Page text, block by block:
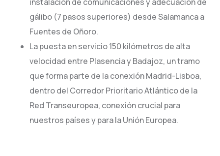
gálibo (7 pasos superiores) desde Salamanca a
Fuentes de Oñoro.
La puesta en servicio 150 kilómetros de alta
velocidad entre Plasencia y Badajoz, un tramo
que forma parte de la conexión Madrid-Lisboa,
dentro del Corredor Prioritario Atlántico de la
Red Transeuropea, conexión crucial para
nuestros países y para la Unión Europea.